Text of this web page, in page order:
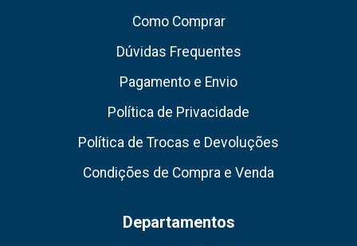
Como Comprar
Dúvidas Frequentes
Pagamento e Envio
Política de Privacidade
Política de Trocas e Devoluções
Condições de Compra e Venda
Departamentos